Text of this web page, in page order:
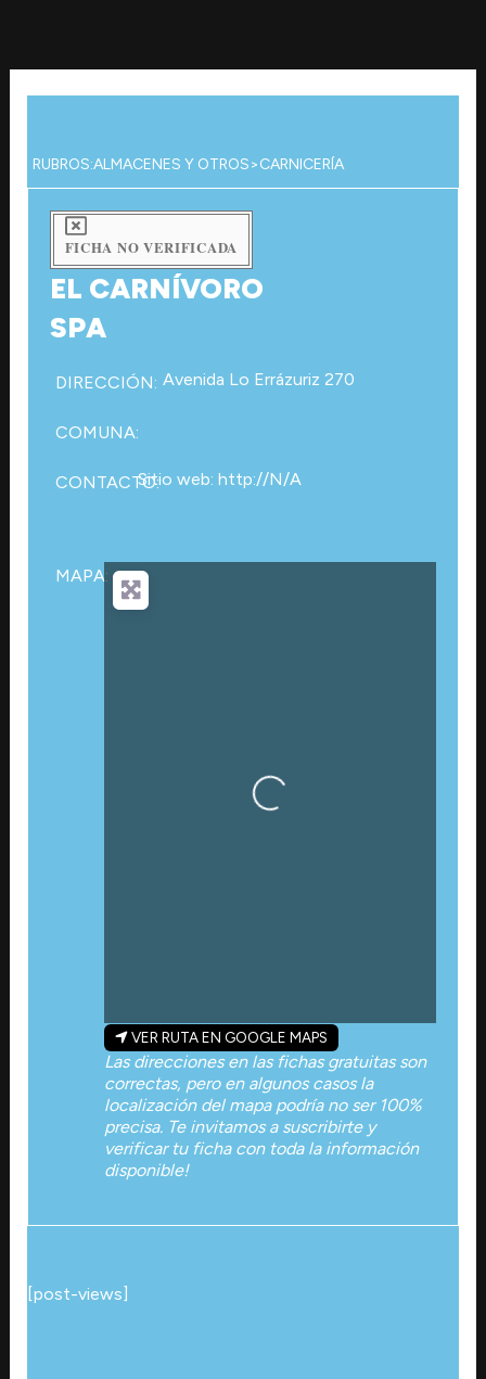
contenido
RUBROS:ALMACENES Y OTROS>CARNICERÍA
FICHA NO VERIFICADA
EL CARNÍVORO
SPA
DIRECCIÓN: Avenida Lo Errázuriz 270
COMUNA:
CONTACTO:Sitio web: http://N/A
MAPA:
Cargando…
VER RUTA EN GOOGLE MAPS
Las direcciones en las fichas gratuitas son
correctas, pero en algunos casos la
localización del mapa podría no ser 100%
precisa. Te invitamos a suscribirte y
verificar tu ficha con toda la información
disponible!
[post-views]